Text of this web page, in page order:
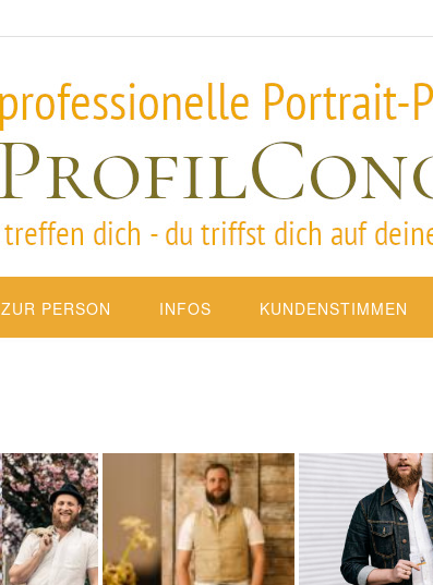
ZUR PERSON INFOS KUNDENSTIMMEN